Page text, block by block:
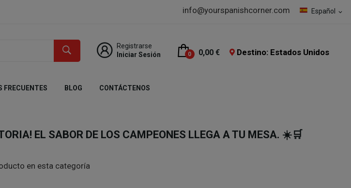
Español expand_more
info@yourspanishcorner.com
Registrarse
Iniciar Sesión
0 0,00 € Destino: Estados Unidos
FRECUENTES BLOG CONTÁCTENOS
EL SABOR DE LOS CAMPEONES LLEGA A TU MESA. ☀️🛒
en esta categoría